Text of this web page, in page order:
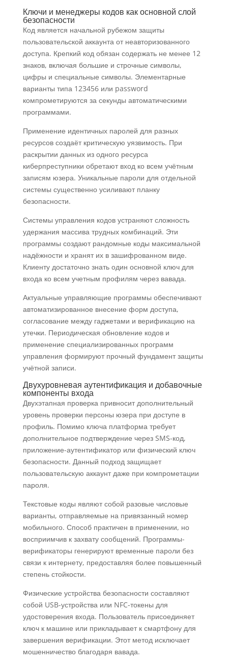
Ключи и менеджеры кодов как основной слой
безопасности
Код является начальной рубежом защиты
пользовательской аккаунта от неавторизованного
доступа. Крепкий код обязан содержать не менее 12
знаков, включая большие и строчные символы,
цифры и специальные символы. Элементарные
варианты типа 123456 или password
компрометируются за секунды автоматическими
программами.
Применение идентичных паролей для разных
ресурсов создаёт критическую уязвимость. При
раскрытии данных из одного ресурса
киберпреступники обретают вход ко всем учётным
записям юзера. Уникальные пароли для отдельной
системы существенно усиливают планку
безопасности.
Системы управления кодов устраняют сложность
удержания массива трудных комбинаций. Эти
программы создают рандомные коды максимальной
надёжности и хранят их в зашифрованном виде.
Клиенту достаточно знать один основной ключ для
входа ко всем учетным профилям через вавада.
Актуальные управляющие программы обеспечивают
автоматизированное внесение форм доступа,
согласование между гаджетами и верификацию на
утечки. Периодическая обновление кодов и
применение специализированных программ
управления формируют прочный фундамент защиты
учётной записи.
Двухуровневая аутентификация и добавочные
компоненты входа
Двухэтапная проверка привносит дополнительный
уровень проверки персоны юзера при доступе в
профиль. Помимо ключа платформа требует
дополнительное подтверждение через SMS-код,
приложение-аутентификатор или физический ключ
безопасности. Данный подход защищает
пользовательскую аккаунт даже при компрометации
пароля.
Текстовые коды являют собой разовые числовые
варианты, отправляемые на привязанный номер
мобильного. Способ практичен в применении, но
восприимчив к захвату сообщений. Программы-
верификаторы генерируют временные пароли без
связи к интернету, предоставляя более повышенный
степень стойкости.
Физические устройства безопасности составляют
собой USB-устройства или NFC-токены для
удостоверения входа. Пользователь присоединяет
ключ к машине или прикладывает к смартфону для
завершения верификации. Этот метод исключает
мошенничество благодаря вавада.